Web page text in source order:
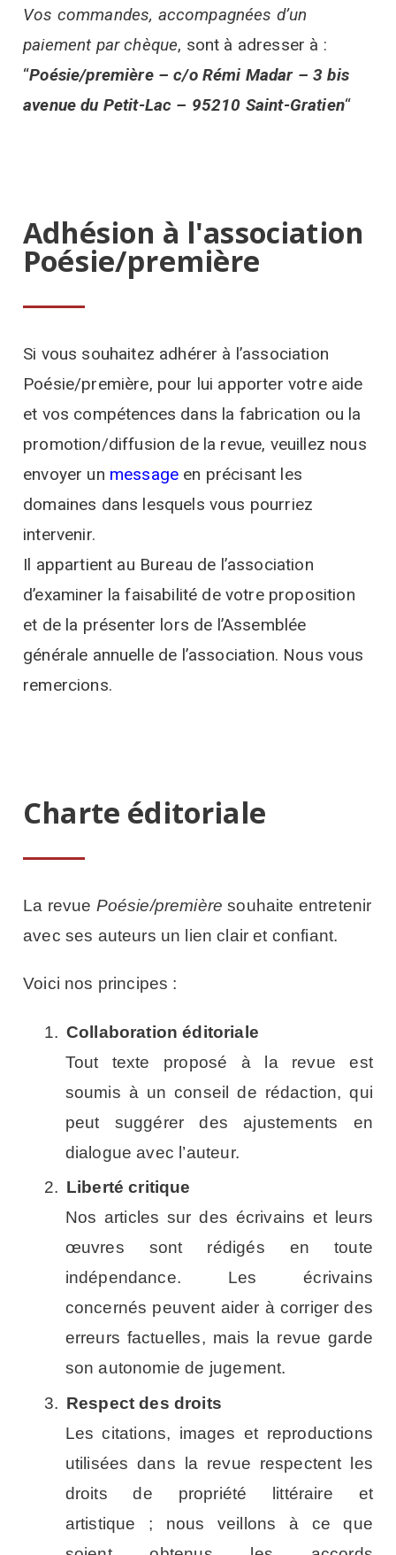
Vos commandes, accompagnées d’un
paiement par chèque, sont à adresser à :
“Poésie/première –c/o Rémi Madar – 3 bis
avenue du Petit-Lac – 95210 Saint-Gratien“
Adhésion à l'association
Poésie/première
Si vous souhaitez adhérer à l’association
Poésie/première, pour lui apporter votre aide
et vos compétences dans la fabrication ou la
promotion/diffusion de la revue, veuillez nous
envoyer un message en précisant les
domaines dans lesquels vous pourriez
intervenir.
Il appartient au Bureau de l’association
d’examiner la faisabilité de votre proposition
et de la présenter lors de l’Assemblée
générale annuelle de l’association. Nous vous
remercions.
Charte éditoriale
La revue Poésie/première souhaite entretenir
avec ses auteurs un lien clair et confiant.
Voici nos principes :
1. Collaboration éditoriale
Tout texte proposé à la revue est
soumis à un conseil de rédaction, qui
peut suggérer des ajustements en
dialogue avec l’auteur.
2. Liberté critique
Nos articles sur des écrivains et leurs
œuvres sont rédigés en toute
indépendance. Les écrivains
concernés peuvent aider à corriger des
erreurs factuelles, mais la revue garde
son autonomie de jugement.
3. Respect des droits
Les citations, images et reproductions
utilisées dans la revue respectent les
droits de propriété littéraire et
artistique ; nous veillons à ce que